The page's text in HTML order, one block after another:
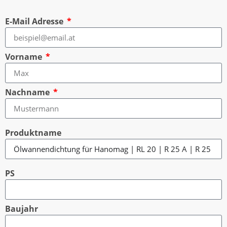
E-Mail Adresse
Vorname
Nachname
Produktname
PS
Baujahr